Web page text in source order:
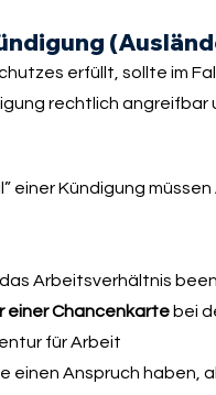
erfüllt, sollte im
rechtlich
einer Kündigung
Arbeitsverhältnis
einer Chancenkartebei
für Arbeit
einen Anspruch haben,